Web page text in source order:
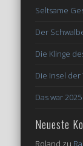
Seltsame
Der
Die Klinge
Die Insel
Das war
Neueste